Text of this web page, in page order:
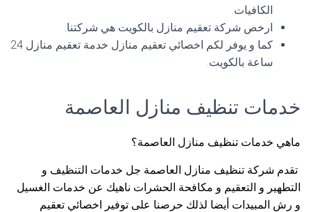
الكافيات.
ارخص شركة تعقيم منازل بالكويت هي شركتنا.
كما و يوفر لكم اخصائي تعقيم منازل خدمة تعقيم منازل 24
ساعة بالكويت.
خدمات تنظيف منازل العاصمة
ماهي خدمات تنظيف منازل العاصمة؟
تقدم شركة تنظيف منازل العاصمة جل خدمات التنظيف و
التطهير و التعقيم و مكافحة الحشرات ناهيك عن خدمات الغسيل
و رش المبيدات أيضا لذلك حرصنا على توفير اخصائي تعقيم